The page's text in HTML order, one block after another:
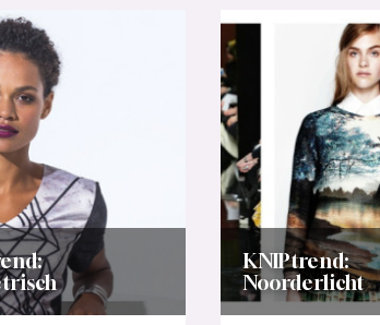
KNIPtrend:
Noorderlicht